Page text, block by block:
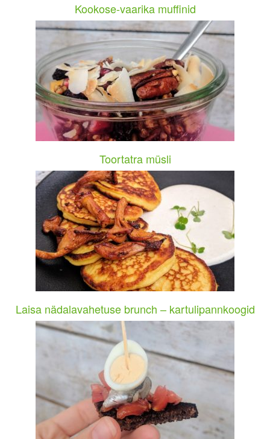
Kookose-vaarika muffinid
Toortatra müsli
Laisa nädalavahetuse brunch – kartulipannkoogid